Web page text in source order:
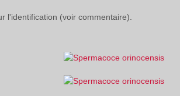
l'identification (voir commentaire).